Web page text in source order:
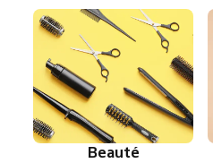
Beauté